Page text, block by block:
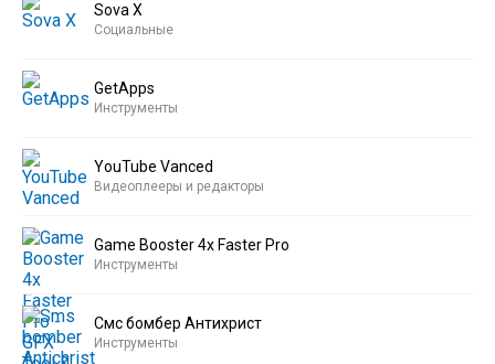
Sova X
Социальные
GetApps
Инструменты
YouTube Vanced
Видеоплееры и редакторы
Game Booster 4x Faster Pro
Инструменты
Смс бомбер Антихрист
Инструменты